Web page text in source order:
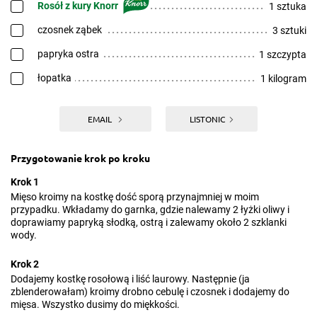
Rosół z kury Knorr 1 sztuka
czosnek ząbek 3 sztuki
papryka ostra 1 szczypta
łopatka 1 kilogram
EMAIL LISTONIC
Przygotowanie krok po kroku
Krok 1
Mięso kroimy na kostkę dość sporą przynajmniej w moim
przypadku. Wkładamy do garnka, gdzie nalewamy 2 łyżki oliwy i
doprawiamy papryką słodką, ostrą i zalewamy około 2 szklanki
wody.
Krok 2
Dodajemy kostkę rosołową i liść laurowy. Następnie (ja
zblenderowałam) kroimy drobno cebulę i czosnek i dodajemy do
mięsa. Wszystko dusimy do miękkości.